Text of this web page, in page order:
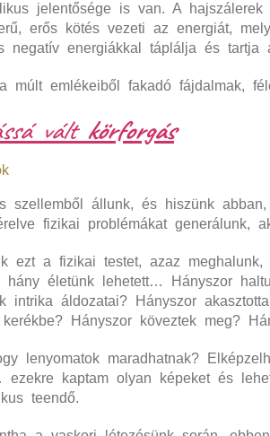
jelentősége is van. A
erős kötés vezeti az energiát,
negatív energiákkal táplálja és tartja
múlt emlékeiből fakadó fájdalmak,
vált körforgás
szellemből állunk, és hiszünk
fizikai problémákat generálunk,
ezt a fizikai testet, azaz meghalunk,
életünk lehetett… Hányszor
intrika áldozatai? Hányszor
kerékbe? Hányszor köveztek meg?
lenyomatok maradhatnak?
kaptam olyan képeket és
teendő.